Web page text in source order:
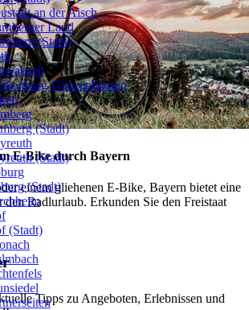
E-Bike durch Bayern
einem gliehenen E-Bike, Bayern bietet eine
Radlurlaub. Erkunden Sie den Freistaat
Tipps zu Angeboten, Erlebnissen und
an der Aisch
Land
(Stadt)
Gunzenhausen
❯
(Stadt)
(Stadt)
(Stadt)
(Stadt)